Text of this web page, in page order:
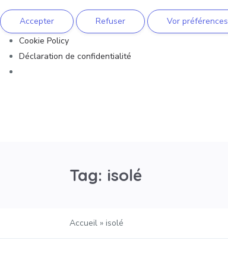
Accepter Refuser Vor préférences
Cookie Policy
Déclaration de confidentialité
Tag: isolé
Accueil » isolé